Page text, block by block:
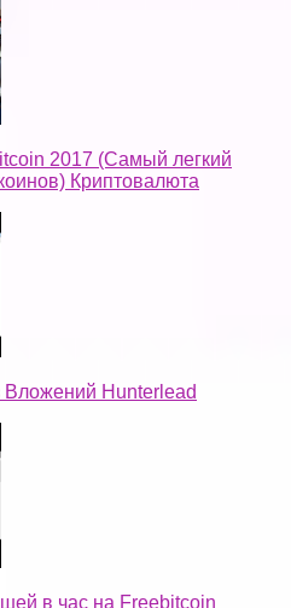
2017 (Самый легкий
Криптовалюта
Вложений Hunterlead
в час на Freebitcoin